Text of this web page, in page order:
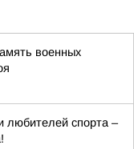
военных
любителей спорта –